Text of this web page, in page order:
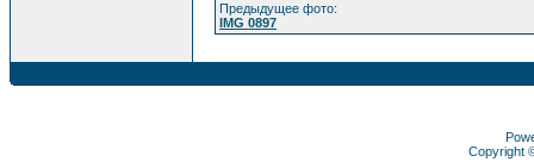
Предыдущее фото:
IMG 0897
Copyright